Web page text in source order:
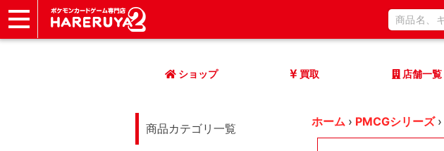
ショップ 買取 店舗一覧
商品カテゴリ一覧 ホーム › PMCGシリーズ ›